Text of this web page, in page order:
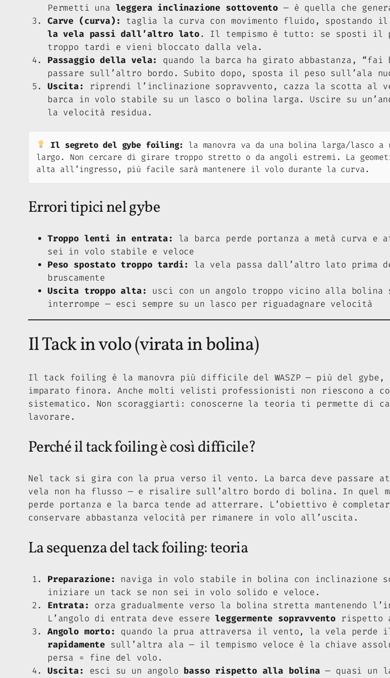
Permetti una leggera inclinazione sottovento — è quella che
Carve (curva): taglia la curva con movimento fluido, spostando
la vela passi dall’altro lato . Il tempismo è tutto: se sposti il
troppo tardi e vieni bloccato dalla vela.
Passaggio della vela:
quando la barca ha girato abbastanza,
passare sull’altro bordo. Subito dopo, sposta il peso sull’ala
Uscita:
riprendi l’inclinazione sopravvento, cazza la scotta al
barca in volo stabile su un lasco o bolina larga. Uscire su
la velocità residua.
Il segreto del gybe foiling:
la manovra va da una bolina larga/lasco
largo. Non cercare di girare troppo stretto o da angoli estremi. La
alta all’ingresso, più facile sarà mantenere il volo durante la curva.
Errori tipici nel gybe
Troppo lenti in entrata:
la barca perde portanza a metà curva
sei in volo stabile e veloce
Peso spostato troppo tardi:
la vela passa dall’altro lato prima
bruscamente
Uscita troppo alta:
usci con un angolo troppo vicino alla
interrompe — esci sempre su un lasco per riguadagnare velocità
Il Tack in volo (virata in bolina)
Il tack foiling è la manovra più difficile del WASZP — più del
imparato finora. Anche molti velisti professionisti non riescono a
sistematico. Non scoraggiarti: conoscerne la teoria ti permette di
lavorare.
Perché il tack foiling è così difficile?
Nel tack si gira con la prua verso il vento. La barca deve passare
vela non ha flusso — e risalire sull’altro bordo di bolina. In quel
perde portanza e la barca tende ad atterrare. L’obiettivo è
conservare abbastanza velocità per rimanere in volo all’uscita.
La sequenza del tack foiling: teoria
Preparazione: naviga in volo stabile in bolina con inclinazione
iniziare un tack se non sei in volo solido e veloce.
Entrata: orza gradualmente verso la bolina stretta mantenendo
L’angolo di entrata deve essereleggermente sopravvento rispetto
Angolo morto: quando la prua attraversa il vento, la vela
rapidamente sull’altra ala — il tempismo veloce è la chiave
persa = fine del volo.
Uscita:
esci su un angolo basso rispetto alla bolina — quasi un